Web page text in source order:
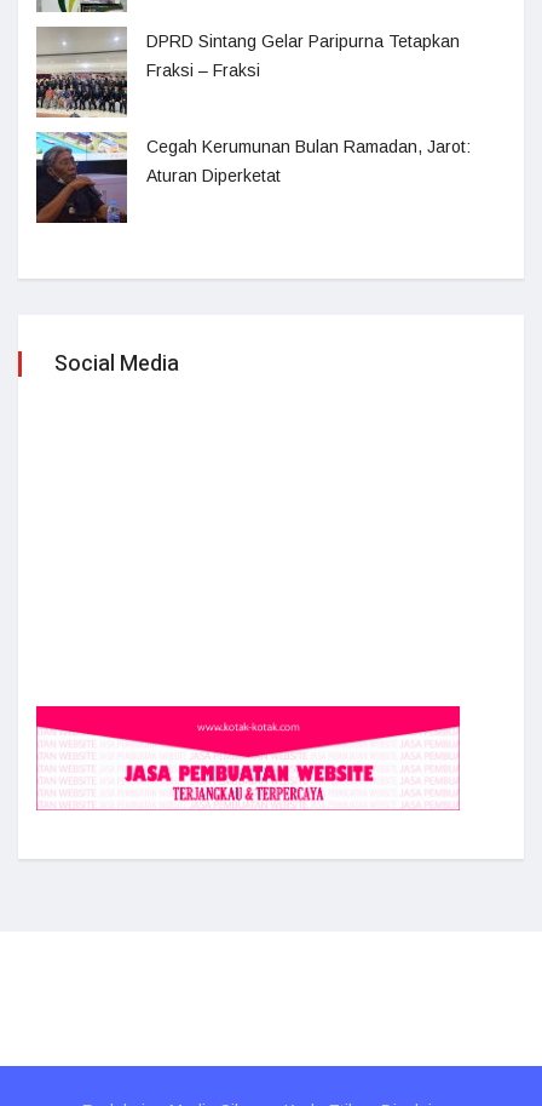
DPRD Sintang Gelar Paripurna Tetapkan
Fraksi – Fraksi
Cegah Kerumunan Bulan Ramadan, Jarot:
Aturan Diperketat
Social Media